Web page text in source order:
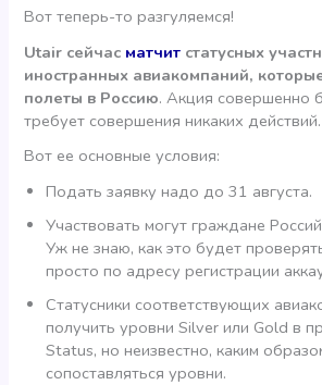
Вот теперь-то разгуляемся!
Utair сейчас матчит статусных
иностранных авиакомпаний,
полеты в Россию. Акция совершенно
требует совершения никаких действий.
Вот ее основные условия:
Подать заявку надо до 31 августа.
Участвовать могут граждане
Уж не знаю, как это будет
просто по адресу регистрации
Статусники соответствующих
получить уровни Silver или Gold в
Status, но неизвестно, каким
сопоставляться уровни.